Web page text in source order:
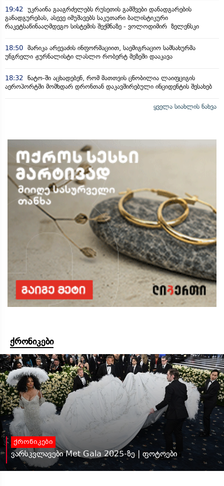
19:42
უკრაინა გააგრძელებს რუსეთის გამშვები დანადგარების
განადგურებას, ასევე იმუშავებს საკუთარი ბალისტიკური
რაკეტსაწინააღმდეგო სისტემის შექმნაზე - ვოლოდიმირ ზელენსკი
18:50 მარიკა არევაძის ინფორმაციით, საემიგრაციო სამსახურმა
უნგრელი ჟურნალისტი ლასლო რობერტ მეზეში დააკავა
18:32
ნატო-ში აცხადებენ, რომ მათთვის ცნობილია ლაიფციგის
აეროპორტში მომხდარ დრონთან დაკავშირებული ინციდენტის შესახებ
ყველა სიახლის ნახვა
ქრონიკები
ქრონიკები
ვარსკვლავები Met Gala 2025-ზე | ფოტოები